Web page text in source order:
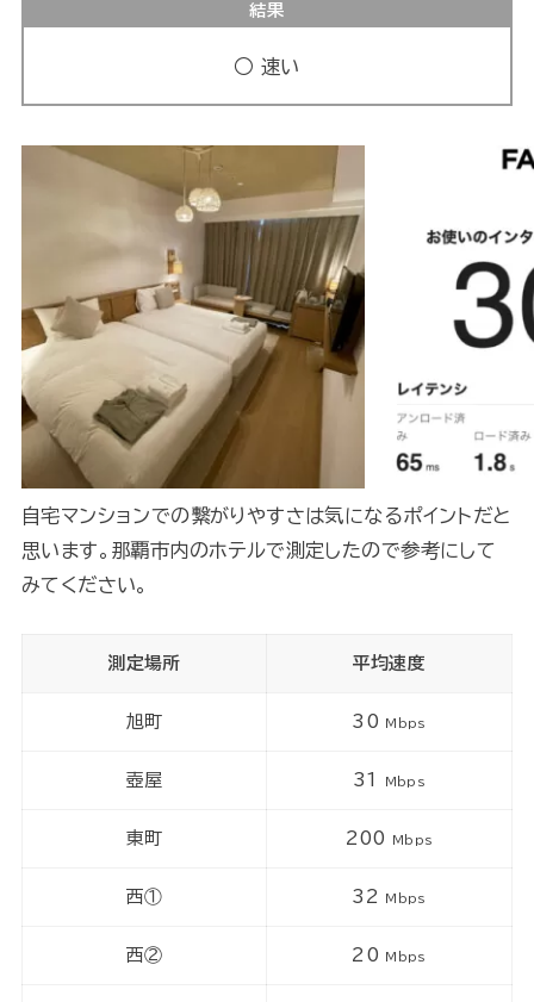
結果
○ 速い
自宅マンションでの繋がりやすさは気になるポイントだと
思います。那覇市内のホテルで測定したので参考にして
みてください。
測定場所 平均速度
旭町 30 Mbps
壺屋 31 Mbps
東町 200 Mbps
西① 32 Mbps
西② 20 Mbps